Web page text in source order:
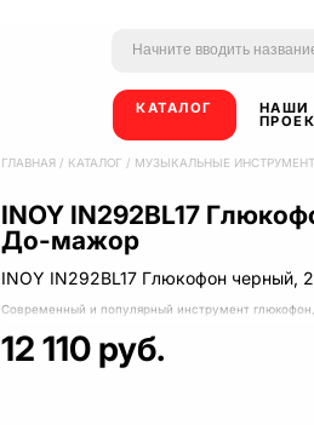
КАТАЛОГ НАШИ
ГЛАВНАЯ / КАТАЛОГ / МУЗЫКАЛЬНЫЕ
INOY IN292BL17
До-мажор
12 110 руб.
INOY IN292BL17 Глюкофон
Современный и популярный инструмент